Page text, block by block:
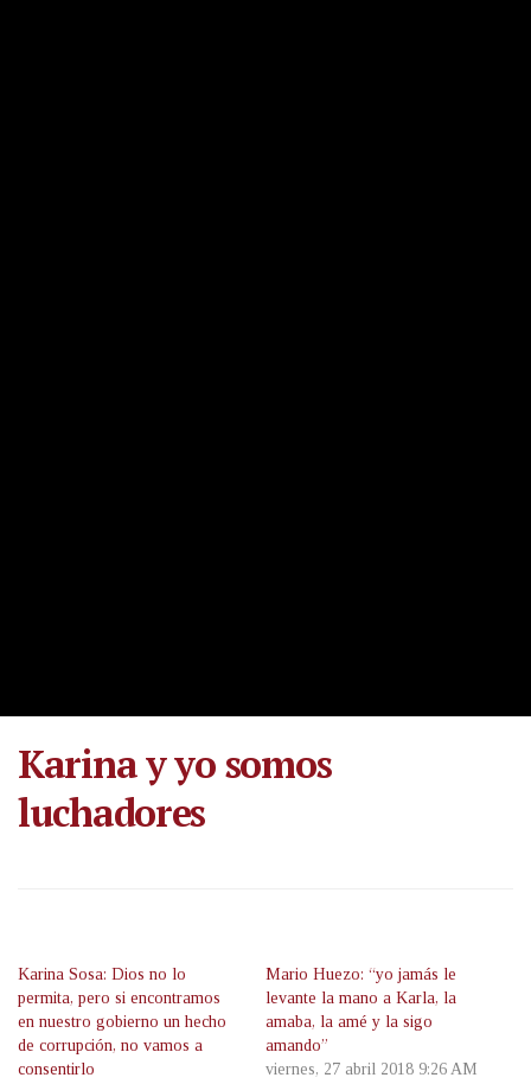
Karina y yo somos
luchadores
Karina Sosa: Dios no lo
permita, pero si encontramos
en nuestro gobierno un hecho
de corrupción, no vamos a
consentirlo
Mario Huezo: “yo jamás le
levante la mano a Karla, la
amaba, la amé y la sigo
amando”
viernes, 27 abril 2018 9:26 AM